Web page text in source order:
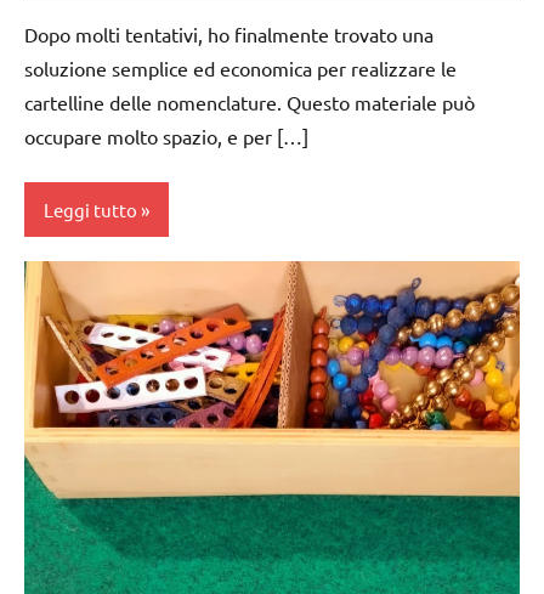
dai
6
anni
DOWNLOAD
EDUCAZIONE
COSMICA
GEOGRAFIA
GUIDA
DIDATTICA
MONTESSORI
materiale
didattico
nomenclature
Montessori
scienze:
astronomia
Dopo molti tentativi, ho finalmente trovato una
soluzione semplice ed economica per realizzare le
cartelline delle nomenclature. Questo materiale può
occupare molto spazio, e per […]
Leggi tutto
costruire i
materiali
Montessori
da 0
a 3
anni
dai
3 ai
6
anni